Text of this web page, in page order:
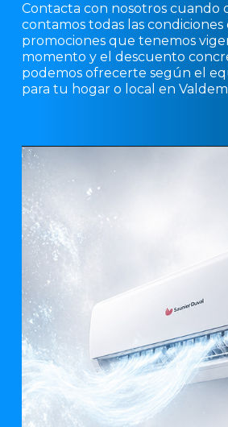
Contacta con nosotros cuando
contamos todas las condiciones
promociones que tenemos
momento y el descuento
podemos ofrecerte según el
para tu hogar o local en